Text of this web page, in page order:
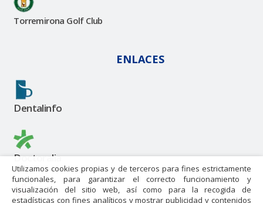
Torremirona Golf Club
ENLACES
Dentalinfo
Doctoralia
Utilizamos cookies propias y de terceros para fines estrictamente
funcionales, para garantizar el correcto funcionamiento y
visualización del sitio web, así como para la recogida de
estadísticas con fines analíticos y mostrar publicidad y contenidos